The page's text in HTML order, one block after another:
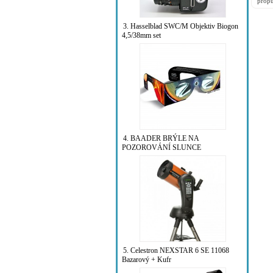
3. Hasselblad SWC/M Objektiv Biogon
4,5/38mm set
4. BAADER BRÝLE NA
POZOROVÁNÍ SLUNCE
5. Celestron NEXSTAR 6 SE 11068
Bazarový + Kufr